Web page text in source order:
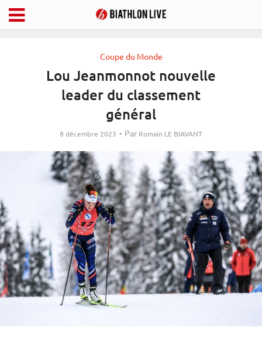
Coupe du Monde
Lou Jeanmonnot nouvelle
leader du classement
général
8 décembre 2023 Par Romain LE BIAVANT